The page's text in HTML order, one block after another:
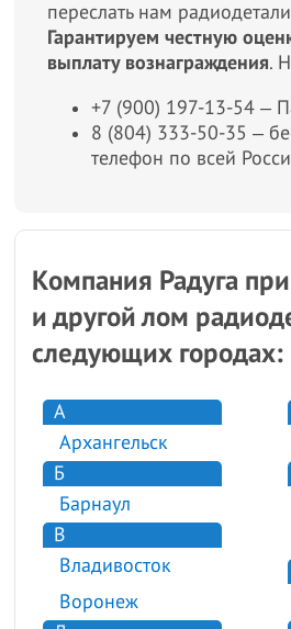
переслать нам
Гарантируем честную
выплату вознаграждения.
+7 (900) 197-13-54 ‒
8 (804) 333-50-35 ‒
телефон по всей
Компания Радуга
и другой лом
следующих городах:
А
Архангельск
Б
Барнаул
В
Владивосток
Воронеж